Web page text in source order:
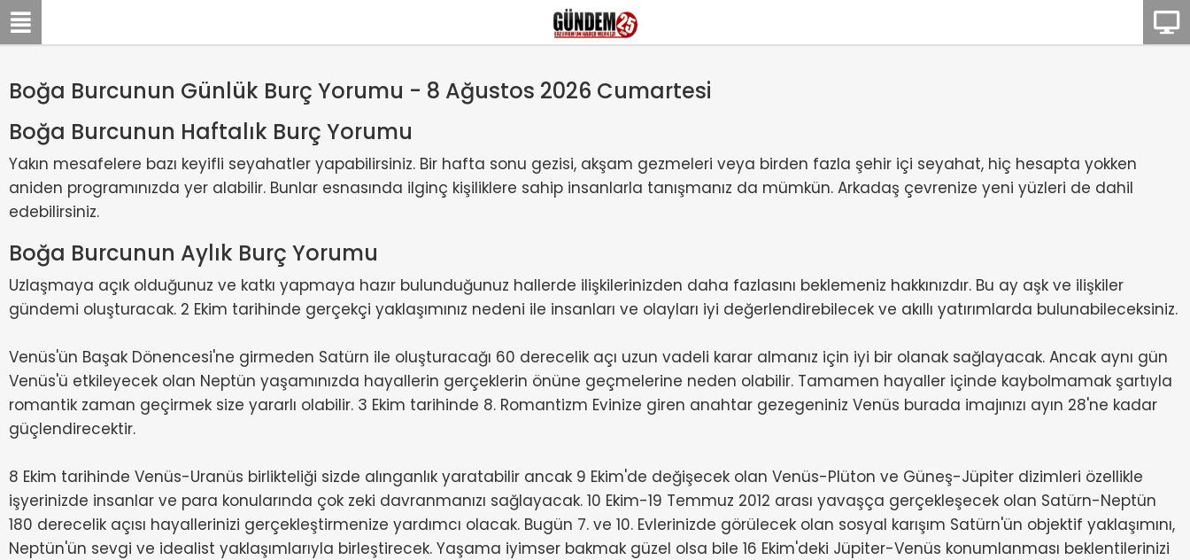
Boğa Burcunun Günlük Burç Yorumu - 8 Ağustos 2026 Cumartesi
Boğa Burcunun Haftalık Burç Yorumu
Yakın mesafelere bazı keyifli seyahatler yapabilirsiniz. Bir hafta sonu gezisi, akşam gezmeleri veya birden fazla şehir içi seyahat, hiç hesapta yokken
aniden programınızda yer alabilir. Bunlar esnasında ilginç kişiliklere sahip insanlarla tanışmanız da mümkün. Arkadaş çevrenize yeni yüzleri de dahil
edebilirsiniz.
Boğa Burcunun Aylık Burç Yorumu
Uzlaşmaya açık olduğunuz ve katkı yapmaya hazır bulunduğunuz hallerde ilişkilerinizden daha fazlasını beklemeniz hakkınızdır. Bu ay aşk ve ilişkiler
gündemi oluşturacak. 2 Ekim tarihinde gerçekçi yaklaşımınız nedeni ile insanları ve olayları iyi değerlendirebilecek ve akıllı yatırımlarda bulunabileceksiniz.
Venüs'ün Başak Dönencesi'ne girmeden Satürn ile oluşturacağı 60 derecelik açı uzun vadeli karar almanız için iyi bir olanak sağlayacak. Ancak aynı gün
Venüs'ü etkileyecek olan Neptün yaşamınızda hayallerin gerçeklerin önüne geçmelerine neden olabilir. Tamamen hayaller içinde kaybolmamak şartıyla
romantik zaman geçirmek size yararlı olabilir. 3 Ekim tarihinde 8. Romantizm Evinize giren anahtar gezegeniniz Venüs burada imajınızı ayın 28'ne kadar
güçlendirecektir.
8 Ekim tarihinde Venüs-Uranüs birlikteliği sizde alınganlık yaratabilir ancak 9 Ekim'de değişecek olan Venüs-Plüton ve Güneş-Jüpiter dizimleri özellikle
işyerinizde insanlar ve para konularında çok zeki davranmanızı sağlayacak. 10 Ekim-19 Temmuz 2012 arası yavaşça gerçekleşecek olan Satürn-Neptün
180 derecelik açısı hayallerinizi gerçekleştirmenize yardımcı olacak. Bugün 7. ve 10. Evlerinizde görülecek olan sosyal karışım Satürn'ün objektif yaklaşımını,
Neptün'ün sevgi ve idealist yaklaşımlarıyla birleştirecek. Yaşama iyimser bakmak güzel olsa bile 16 Ekim'deki Jüpiter-Venüs konumlanması beklentilerinizi